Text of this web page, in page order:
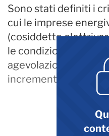
Sono stati definiti i
cui le imprese
(cosiddette
le condizioni “verdi”
agevolazioni
incremento FER,